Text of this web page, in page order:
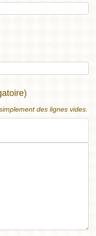
des lignes vides.